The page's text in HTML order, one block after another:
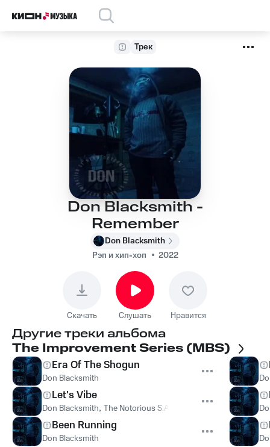
Трек
Don Blacksmith -
Remember
Don Blacksmith
Рэп и хип-хоп
2022
Скачать Слушать Нравится
Другие треки альбома
The Improvement Series (MBS)
Era Of The Shogun
Don Blacksmith
Let's Vibe
Don Blacksmith, The Notorious S.A.N King Law $$$
Been Running
Don Blacksmith